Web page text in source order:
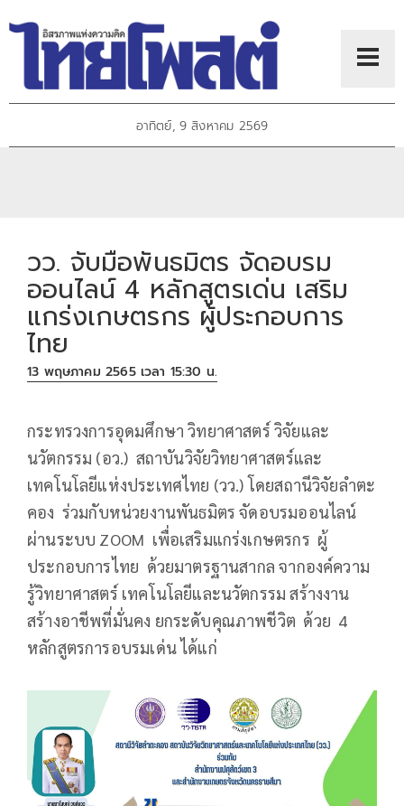
อาทิตย์, 9 สิงหาคม 2569
วว. จับมือพันธมิตร จัดอบรม
ออนไลน์ 4 หลักสูตรเด่น เสริม
แกร่งเกษตรกร ผู้ประกอบการ
ไทย
13 พฤษภาคม 2565 เวลา 15:30 น.
กระทรวงการอุดมศึกษา วิทยาศาสตร์ วิจัยและ
นวัตกรรม (อว.) สถาบันวิจัยวิทยาศาสตร์และ
เทคโนโลยีแห่งประเทศไทย (วว.) โดยสถานีวิจัยลำตะ
คอง ร่วมกับหน่วยงานพันธมิตร จัดอบรมออนไลน์
ผ่านระบบ ZOOM เพื่อเสริมแกร่งเกษตรกร ผู้
ประกอบการไทย ด้วยมาตรฐานสากล จากองค์ความ
รู้วิทยาศาสตร์ เทคโนโลยีและนวัตกรรม สร้างงาน
สร้างอาชีพที่มั่นคง ยกระดับคุณภาพชีวิต ด้วย 4
หลักสูตรการอบรมเด่น ได้แก่